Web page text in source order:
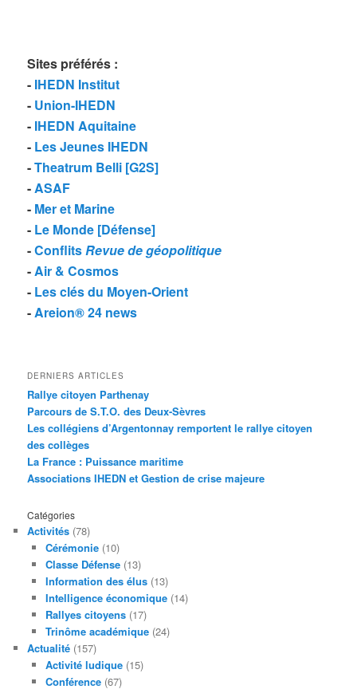
Sites préférés :
- IHEDN Institut
- Union-IHEDN
- IHEDN Aquitaine
- Les Jeunes IHEDN
-Theatrum Belli [G2S]
-ASAF
- Mer et Marine
- Le Monde [Défense]
-ConflitsRevue de géopolitique
-Air & Cosmos
- Les clés du Moyen-Orient
-Areion® 24 news
DERNIERS ARTICLES
Rallye citoyen Parthenay
Parcours de S.T.O. des Deux-Sèvres
Les collégiens d’Argentonnay remportent le rallye citoyen
des collèges
La France : Puissance maritime
Associations IHEDN et Gestion de crise majeure
Catégories
Activités (78)
Cérémonie(10)
Classe Défense(13)
Information des élus(13)
Intelligence économique(14)
Rallyes citoyens(17)
Trinôme académique(24)
Actualité (157)
Activité ludique(15)
Conférence(67)